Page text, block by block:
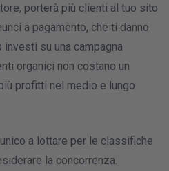
porterà più clienti al tuo sito
a pagamento, che ti danno
su una campagna
organici non costano un
profitti nel medio e lungo
a lottare per le classifiche
la concorrenza.